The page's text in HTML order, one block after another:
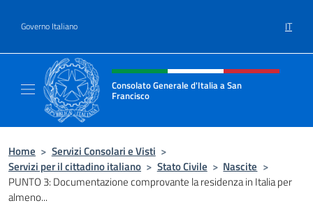
Governo Italiano IT
Intestazione sito, social e menù
Consolato Generale d'Italia a San
Francisco
Home > Servizi Consolari e Visti >
Servizi per il cittadino italiano > Stato Civile > Nascite >
PUNTO 3: Documentazione comprovante la residenza in Italia per
almeno...